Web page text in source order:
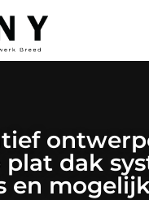
plat dak
en